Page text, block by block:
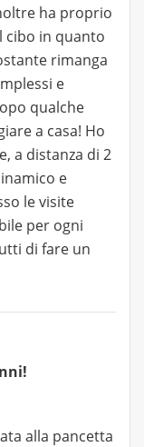
ha proprio
cibo in quanto
rimanga
e
qualche
a casa! Ho
a distanza di 2
e
le visite
per ogni
di fare un
alla pancetta